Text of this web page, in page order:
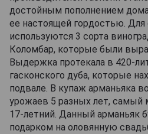
достойным пополнением
ее настоящей гордостью. Для
используются 3 сорта
Коломбар, которые были
Выдержка протекала в 420-
гасконского дуба, которые
подвале. В купаж арманьяка
урожаев 5 разных лет, самый
17-летний. Данный арманьяк
подарком на оловянную